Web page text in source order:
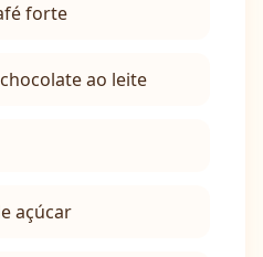
forte
ao leite
açúcar